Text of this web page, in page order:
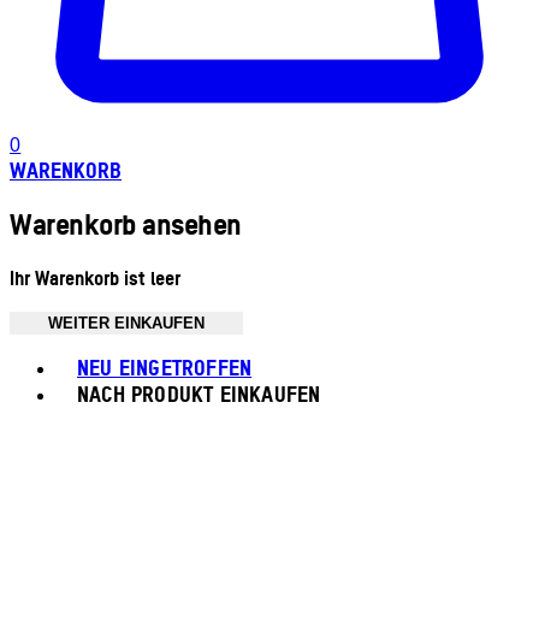
0
WARENKORB
Warenkorb ansehen
Ihr Warenkorb ist leer
WEITER EINKAUFEN
NEU EINGETROFFEN
NACH PRODUKT EINKAUFEN